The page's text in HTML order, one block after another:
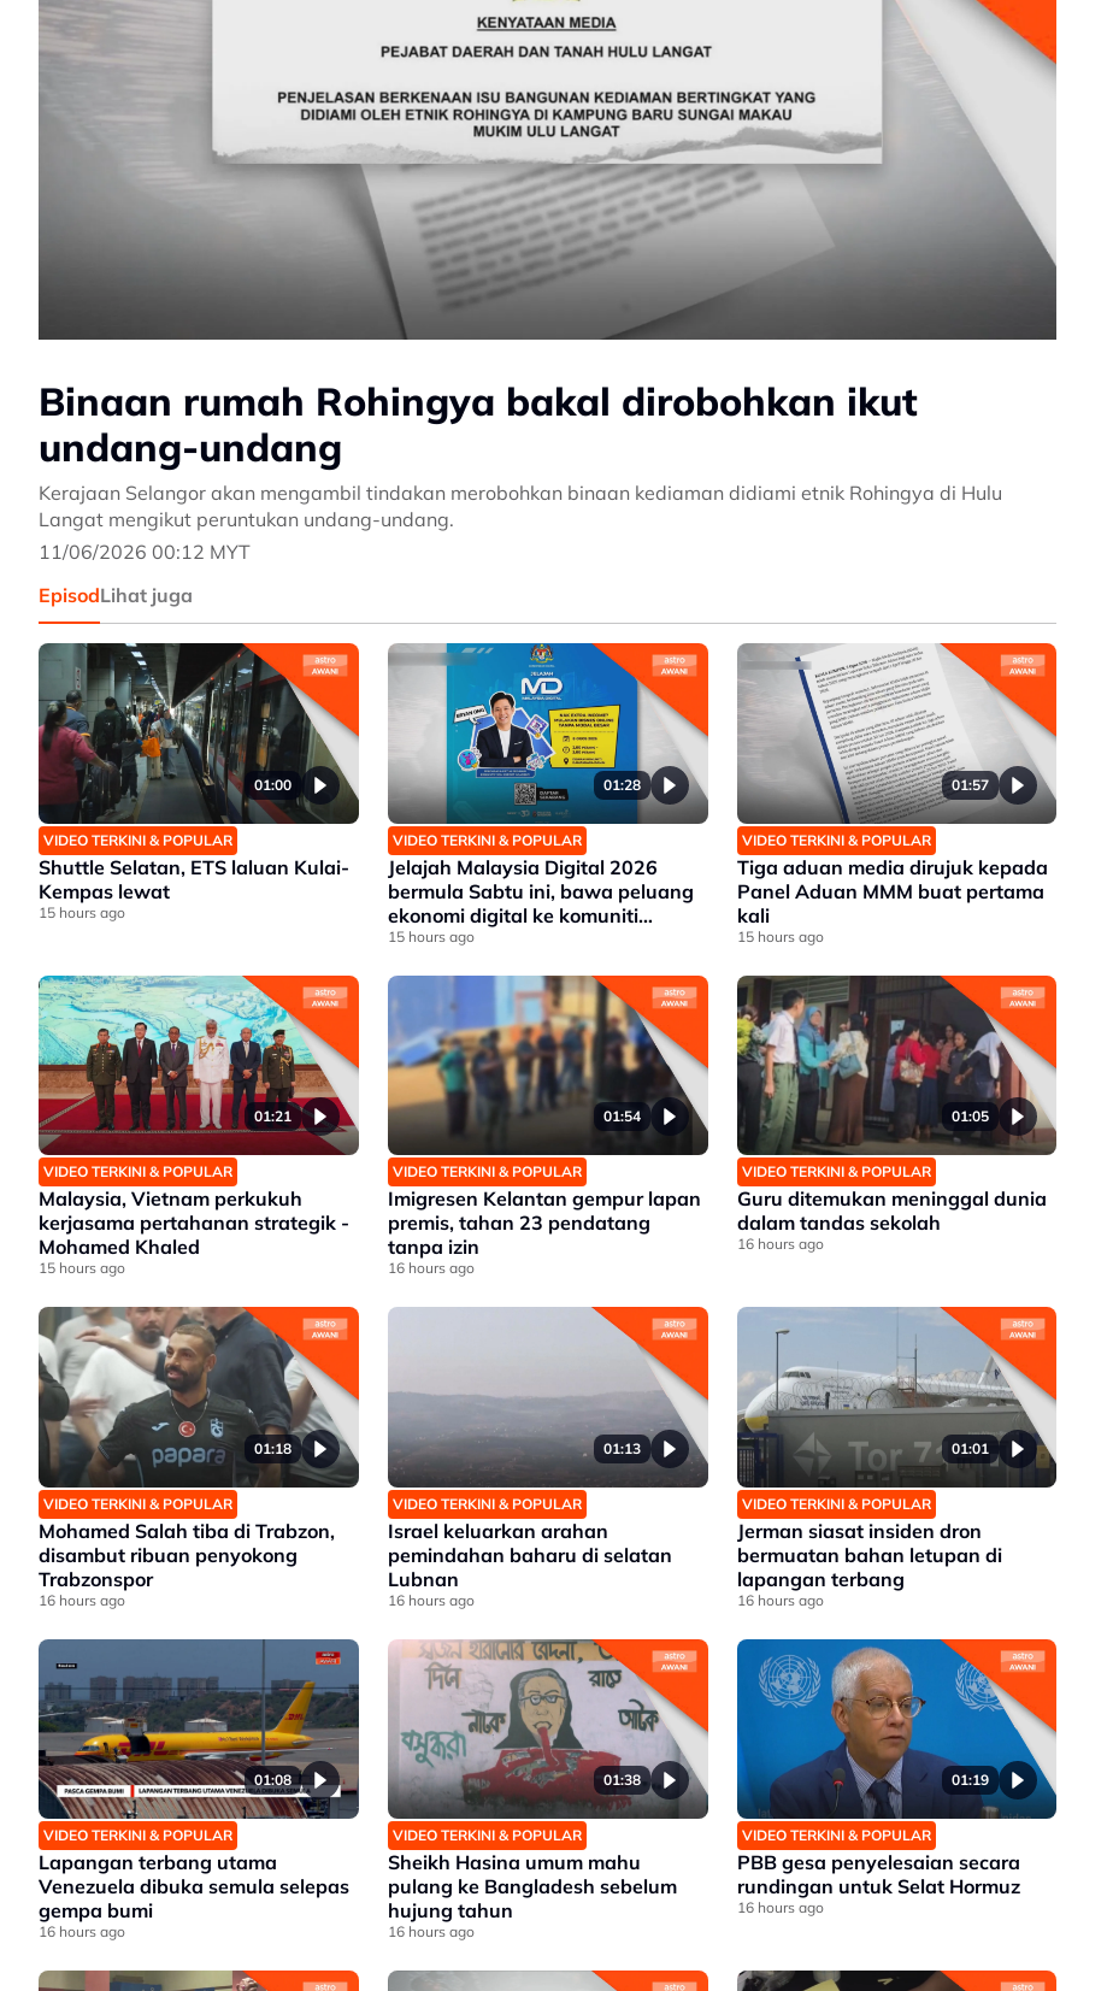
Binaan rumah Rohingya bakal dirobohkan ikut
undang-undang
Kerajaan Selangor akan mengambil tindakan merobohkan binaan kediaman didiami etnik Rohingya di Hulu
Langat mengikut peruntukan undang-undang.
11/06/2026 00:12 MYT
EpisodLihat juga
01:00
VIDEO TERKINI & POPULAR
Shuttle Selatan, ETS laluan Kulai-
Kempas lewat
15 hours ago
01:28
VIDEO TERKINI & POPULAR
Jelajah Malaysia Digital 2026
bermula Sabtu ini, bawa peluang
ekonomi digital ke komuniti
setempat
15 hours ago
01:57
VIDEO TERKINI & POPULAR
Tiga aduan media dirujuk kepada
Panel Aduan MMM buat pertama
kali
15 hours ago
01:21
VIDEO TERKINI & POPULAR
Malaysia, Vietnam perkukuh
kerjasama pertahanan strategik -
Mohamed Khaled
15 hours ago
01:54
VIDEO TERKINI & POPULAR
Imigresen Kelantan gempur lapan
premis, tahan 23 pendatang
tanpa izin
16 hours ago
01:05
VIDEO TERKINI & POPULAR
Guru ditemukan meninggal dunia
dalam tandas sekolah
16 hours ago
01:18
VIDEO TERKINI & POPULAR
Mohamed Salah tiba di Trabzon,
disambut ribuan penyokong
Trabzonspor
16 hours ago
01:13
VIDEO TERKINI & POPULAR
Israel keluarkan arahan
pemindahan baharu di selatan
Lubnan
16 hours ago
01:01
VIDEO TERKINI & POPULAR
Jerman siasat insiden dron
bermuatan bahan letupan di
lapangan terbang
16 hours ago
01:08
VIDEO TERKINI & POPULAR
Lapangan terbang utama
Venezuela dibuka semula selepas
gempa bumi
16 hours ago
01:38
VIDEO TERKINI & POPULAR
Sheikh Hasina umum mahu
pulang ke Bangladesh sebelum
hujung tahun
16 hours ago
01:19
VIDEO TERKINI & POPULAR
PBB gesa penyelesaian secara
rundingan untuk Selat Hormuz
16 hours ago